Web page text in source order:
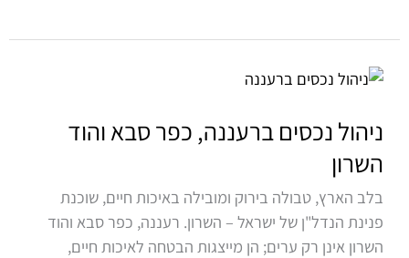
ניהול נכסים ברעננה, כפר סבא והוד
השרון
בלב הארץ, טבולה בירוק ומובילה באיכות חיים, שוכנת
פנינת הנדל"ן של ישראל – השרון. רעננה, כפר סבא והוד
השרון אינן רק ערים; הן מייצגות הבטחה לאיכות חיים,
ניהול
ברעננה,
סבא
והוד
השרון